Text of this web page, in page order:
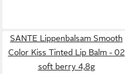
SANTE Lippenbalsam Smooth
Color Kiss Tinted Lip Balm - 02
soft berry 4,8g